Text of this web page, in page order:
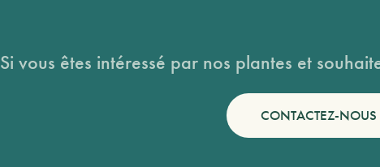
Si vous êtes intéressé par nos plantes et
CONTACTEZ-NOUS